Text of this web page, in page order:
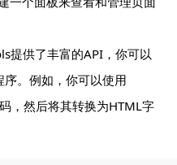
提供了丰富的API，你可以
。例如，你可以使用
，然后将其转换为HTML字